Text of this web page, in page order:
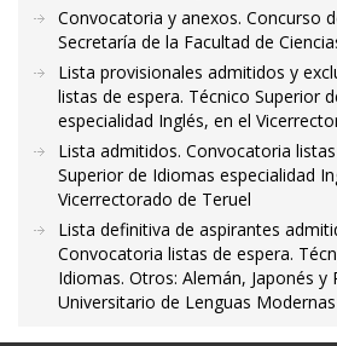
Convocatoria y anexos. Concurso
Secretaría de la Facultad de
Lista provisionales admitidos y
listas de espera. Técnico Superior
especialidad Inglés, en el
Lista admitidos. Convocatoria
Superior de Idiomas especialidad
Vicerrectorado de Teruel
Lista definitiva de aspirantes
Convocatoria listas de espera.
Idiomas. Otros: Alemán, Japonés y
Universitario de Lenguas Modernas